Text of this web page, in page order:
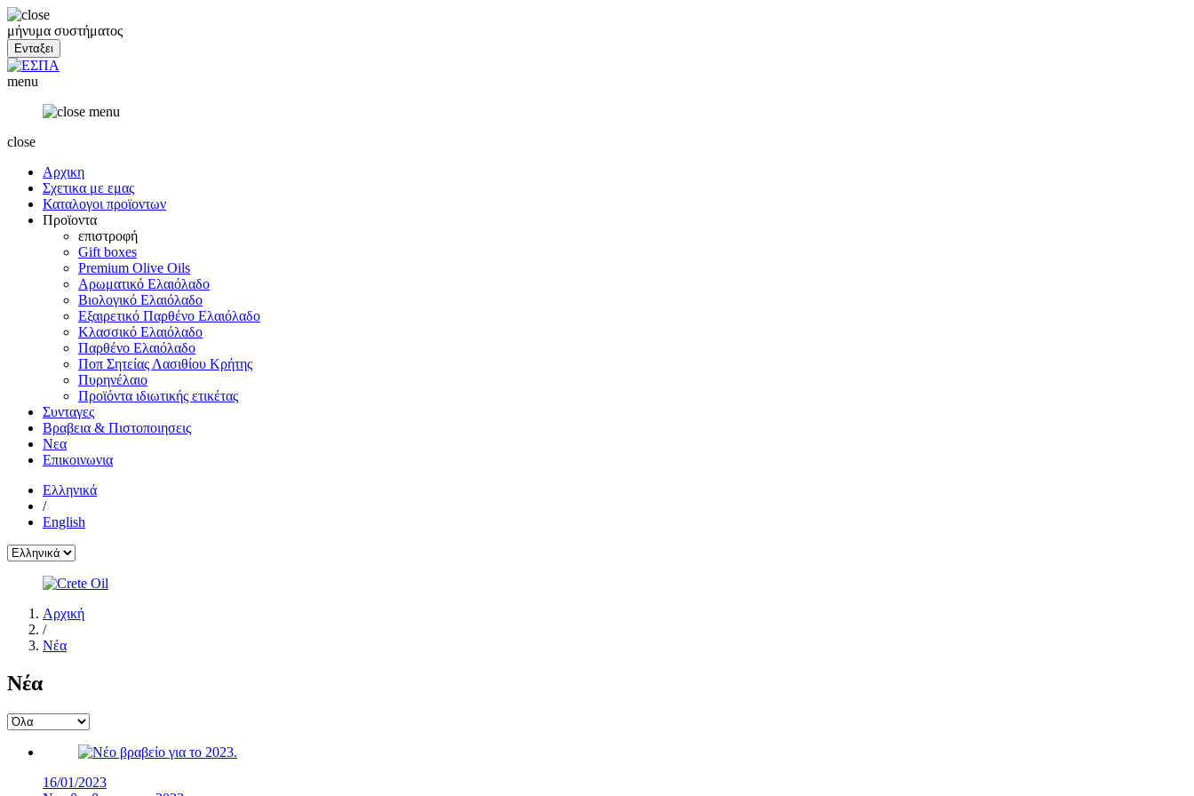
μήνυμα συστήματος
menu
close
Αρχικη
Σχετικα με εμας
Καταλογοι προϊοντων
Προϊοντα
επιστροφή
Gift boxes
Premium Olive Oils
Αρωματικό Ελαιόλαδο
Βιολογικό Ελαιόλαδο
Εξαιρετικό Παρθένο Ελαιόλαδο
Κλασσικό Ελαιόλαδο
Παρθένο Ελαιόλαδο
Ποπ Σητείας Λασιθίου Κρήτης
Πυρηνέλαιο
Προϊόντα ιδιωτικής ετικέτας
Συνταγες
Βραβεια & Πιστοποιησεις
Νεα
Επικοινωνια
Ελληνικά
/
English
Αρχική
/
Νέα
Νέα
16/01/2023